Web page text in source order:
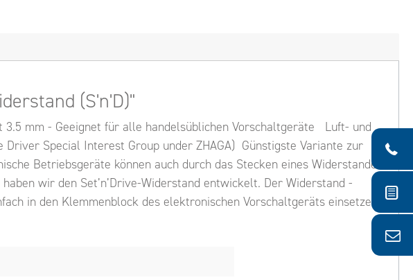
(S'n'D)"
mm - Geeignet für alle handelsüblichen Vorschaltgeräte Luft- und
Special Interest Group under ZHAGA) Günstigste Variante zur
Betriebsgeräte können auch durch das Stecken eines Widerstandes
wir den Set’n’Drive-Widerstand entwickelt. Der Widerstand -
in den Klemmenblock des elektronischen Vorschaltgeräts einsetzen.